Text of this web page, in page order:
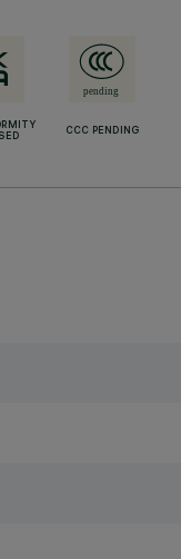
CCC PENDING